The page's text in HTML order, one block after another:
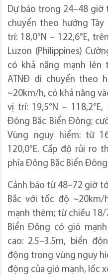
Dự báo trong 24–48 giờ
chuyển theo hướng
trí: 18,0°N – 122,6°E,
Luzon (Philippines)
có khả năng mạnh lên
ATNĐ di chuyển theo
~20km/h, có khả năng
vị trí: 19,5°N –
Đông Bắc Biển Đông;
Vùng nguy hiểm: từ
120,0°E. Cấp độ rủi ro
phía Đông Bắc Biển
Cảnh báo từ 48–72 giờ
Bắc với tốc độ ~20km/
mạnh thêm; từ chiều
Biển Đông có gió
cao: 2.5–3.5m, biển
động trong vùng nguy
động của gió mạnh, lốc